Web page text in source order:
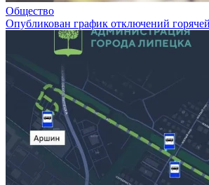
Общество
Опубликован график отключений